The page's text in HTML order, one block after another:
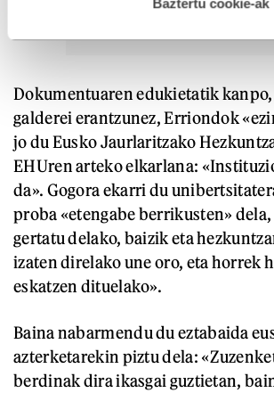
Baztertu cookie-ak
Dokumentuaren edukietatik kanpo,
galderei erantzunez, Erriondok
jo du Eusko Jaurlaritzako
EHUren arteko elkarlana:
da». Gogora ekarri du
proba «etengabe berrikusten» dela,
gertatu delako, baizik eta
izaten direlako une oro, eta horrek
eskatzen dituelako».
Baina nabarmendu du eztabaida
azterketarekin piztu dela:
berdinak dira ikasgai guztietan,